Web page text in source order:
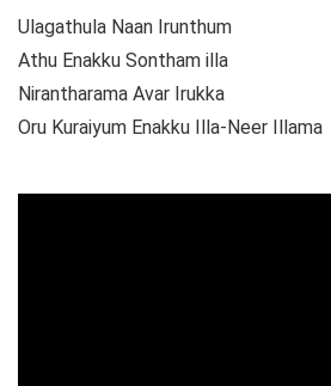
Ulagathula Naan Irunthum
Athu Enakku Sontham illa
Nirantharama Avar Irukka
Oru Kuraiyum Enakku Illa-Neer Illama